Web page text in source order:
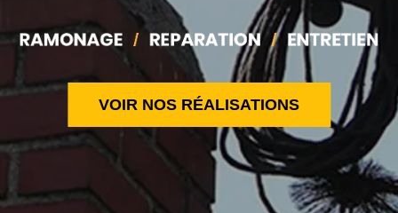
VOIR NOS RÉALISATIONS